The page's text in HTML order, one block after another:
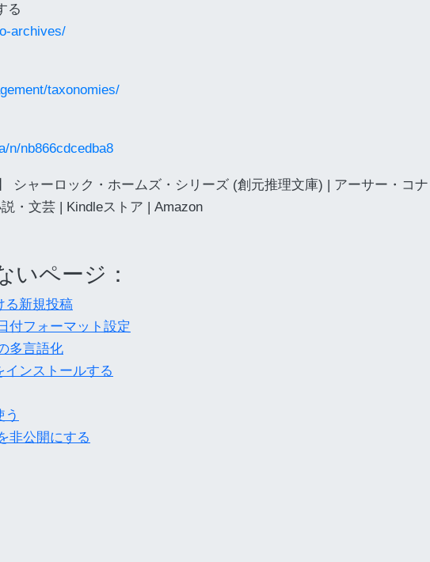
る
archives/
taxonomies/
n/nb866cdcedba8
シャーロック・ホームズ・シリーズ (創元推理文庫) | アーサー・コ
・文芸 | Kindleストア | Amazon
いページ：
る新規投稿
付フォーマット設定
多言語化
インストールする
う
非公開にする